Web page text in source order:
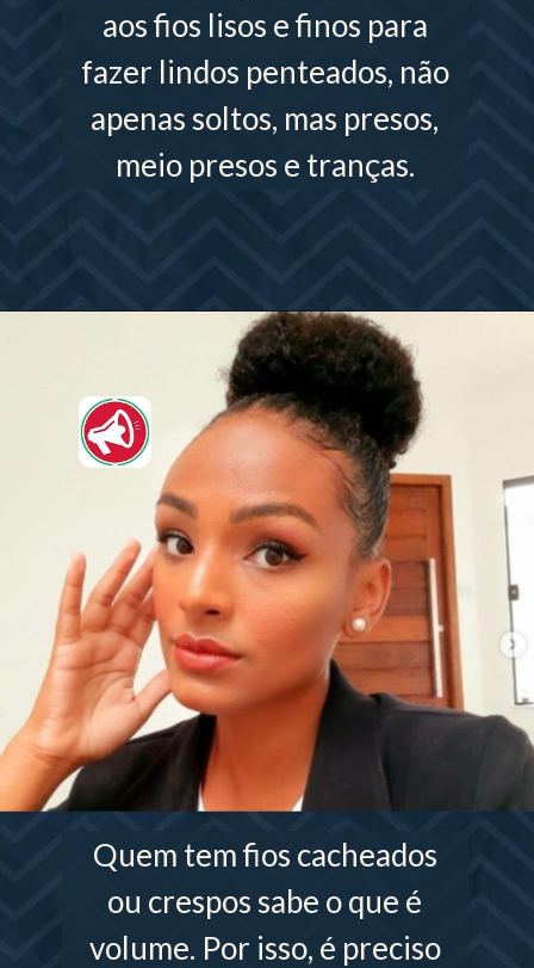
aos fios lisos e finos para
fazer lindos penteados, não
apenas soltos, mas presos,
meio presos e tranças.
Quem tem fios cacheados
ou crespos sabe o que é
volume. Por isso, é preciso